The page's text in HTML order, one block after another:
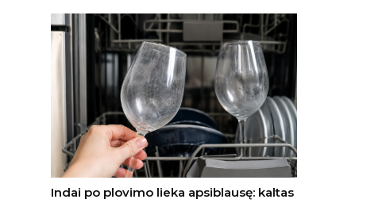
Indai po plovimo lieka apsiblausę: kaltas